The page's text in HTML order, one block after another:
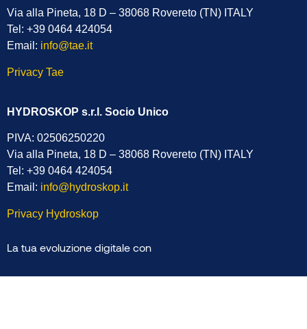
Via alla Pineta, 18 D – 38068 Rovereto (TN) ITALY
Tel: +39 0464 424054
Email: info@tae.it
Privacy Tae
HYDROSKOP s.r.l. Socio Unico
PIVA: 02506250220
Via alla Pineta, 18 D – 38068 Rovereto (TN) ITALY
Tel: +39 0464 424054
Email: info@hydroskop.it
Privacy Hydroskop
La tua evoluzione digitale con